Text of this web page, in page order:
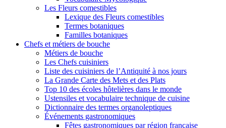
Les Fleurs comestibles
Lexique des Fleurs comestibles
Termes botaniques
Familles botaniques
Chefs et métiers de bouche
Métiers de bouche
Les Chefs cuisiniers
Liste des cuisiniers de l’Antiquité à nos jours
La Grande Carte des Mets et des Plats
Top 10 des écoles hôtelières dans le monde
Ustensiles et vocabulaire technique de cuisine
Dictionnaire des termes organoleptiques
Événements gastronomiques
Fêtes gastronomiques par région française